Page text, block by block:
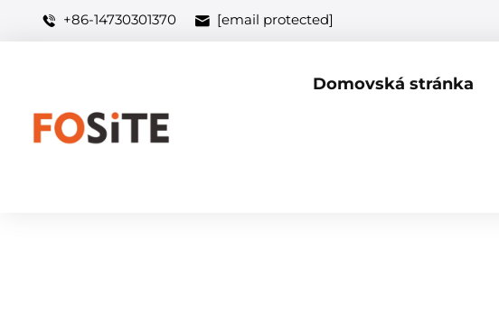
+86-14730301370 [email protected]
Domovská stránka